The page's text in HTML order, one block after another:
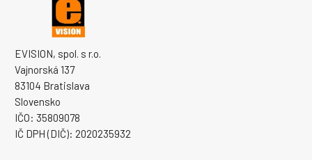
EVISION, spol. s r.o.
Vajnorská 137
83104 Bratislava
Slovensko
IČO: 35809078
IČ DPH (DIČ): 2020235932